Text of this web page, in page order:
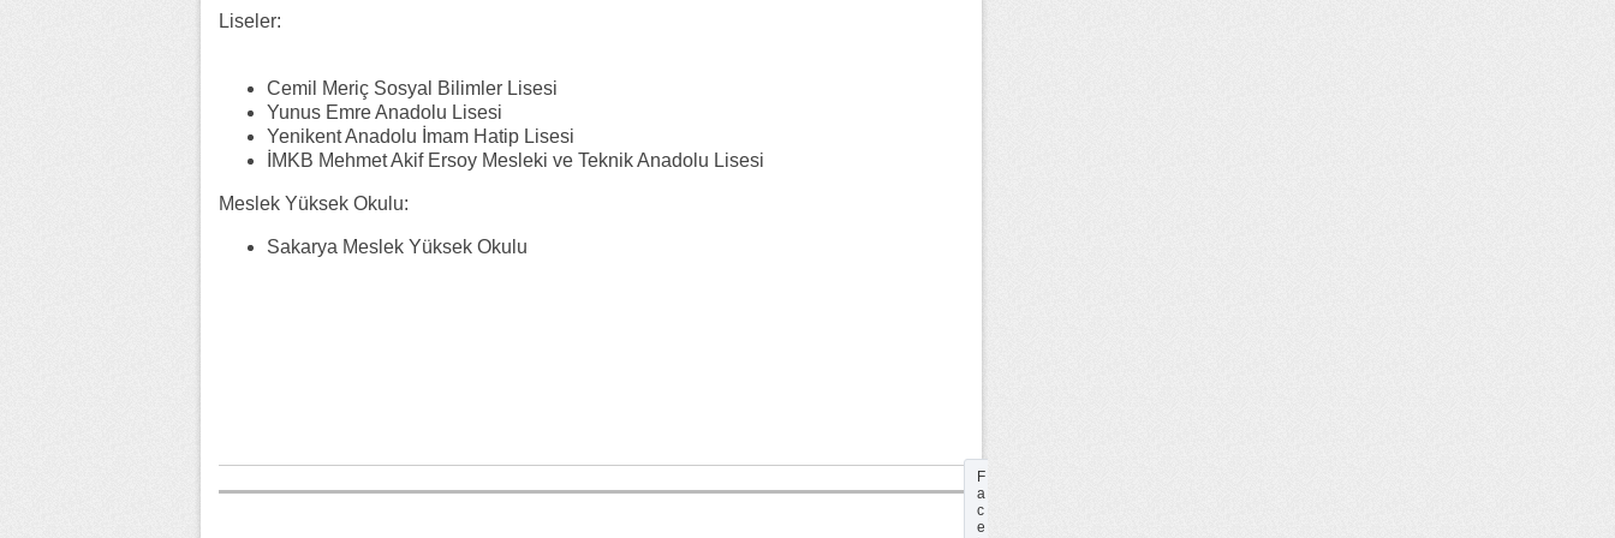
Liseler:
Cemil Meriç Sosyal Bilimler Lisesi
Yunus Emre Anadolu Lisesi
Yenikent Anadolu İmam Hatip Lisesi
İMKB Mehmet Akif Ersoy Mesleki ve Teknik Anadolu Lisesi
Meslek Yüksek Okulu:
Sakarya Meslek Yüksek Okulu
F
a
c
e